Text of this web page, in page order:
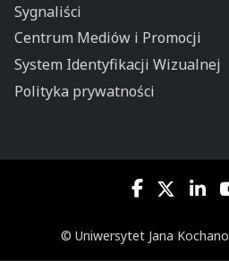
Sygnaliści
Centrum Mediów i Promocji
System Identyfikacji Wizualnej
Polityka prywatności
© Uniwersytet Jana